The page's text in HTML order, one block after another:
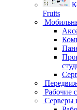
Fruits
Рабочие
Серверы